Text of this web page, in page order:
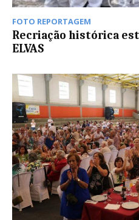
FOTO REPORTAGEM
Recriação histórica
ELVAS